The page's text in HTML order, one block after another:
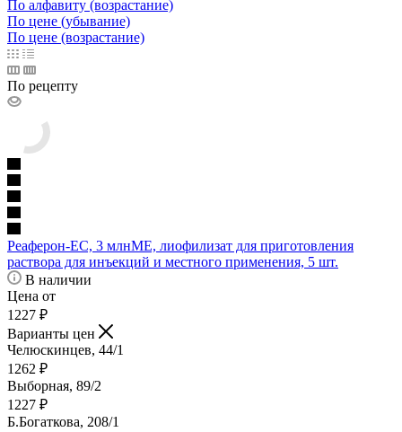
По алфавиту (возрастание)
По цене (убывание)
По цене (возрастание)
По рецепту
Реаферон-ЕС, 3 млнМЕ, лиофилизат для приготовления
раствора для инъекций и местного применения, 5 шт.
В наличии
Цена от
1227 ₽
Варианты цен
Челюскинцев, 44/1
1262 ₽
Выборная, 89/2
1227 ₽
Б.Богаткова, 208/1